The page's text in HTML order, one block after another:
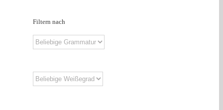
Filtern nach